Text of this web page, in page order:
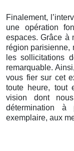
Finalement,
une opération
espaces. Grâce à
région parisienne,
les sollicitations
remarquable.
vous fier sur cet
toute heure, tout
vision dont
détermination à
exemplaire, aux